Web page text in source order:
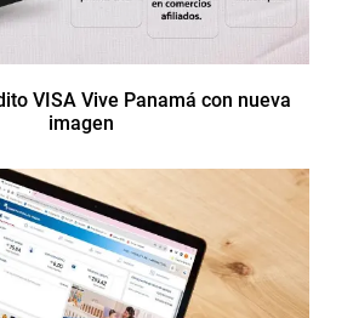
VISA Vive Panamá con nueva
imagen